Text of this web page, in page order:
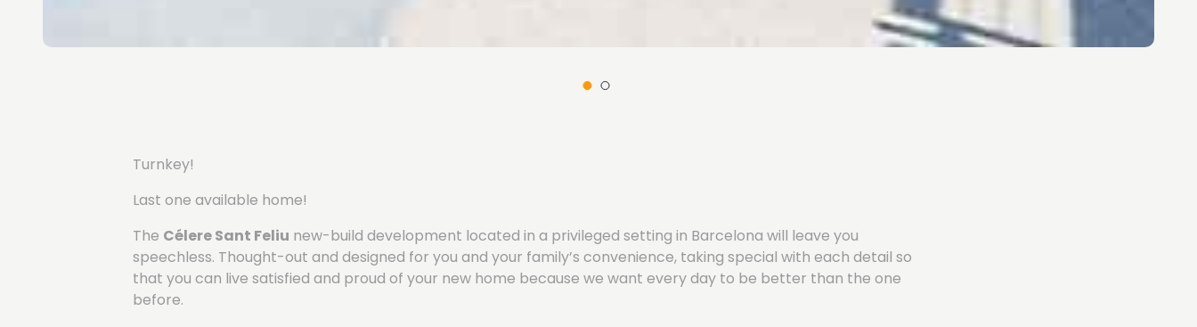
Turnkey!
Last one available home!
The Célere Sant Feliu new-build development located in a privileged setting in Barcelona will leave you
speechless. Thought-out and designed for you and your family’s convenience, taking special with each detail so
that you can live satisfied and proud of your new home because we want every day to be better than the one
before.